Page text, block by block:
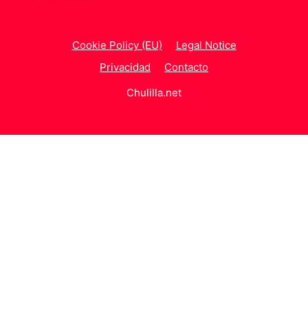
Cookie Policy (EU)
Legal Notice
Privacidad
Contacto
Chulilla.net